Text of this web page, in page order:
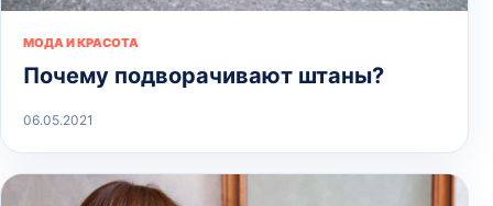
МОДА И КРАСОТА
Почему подворачивают штаны?
06.05.2021